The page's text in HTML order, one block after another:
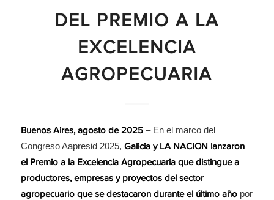
DEL PREMIO A LA
EXCELENCIA
AGROPECUARIA
Buenos Aires, agosto de 2025– En el marco del
Congreso Aapresid 2025, Galicia y LANACION lanzaron
el Premio a la Excelencia Agropecuaria que distingue a
productores, empresas y proyectos del sector
agropecuario que se destacaron durante el último añopor